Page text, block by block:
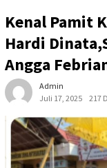
Kenal Pamit
Hardi
Angga
Admin
Juli 17, 2025
217